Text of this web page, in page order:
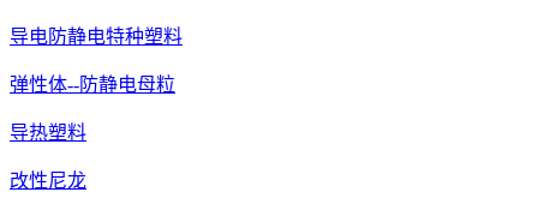
导电防静电特种塑料
弹性体--防静电母粒
导热塑料
改性尼龙